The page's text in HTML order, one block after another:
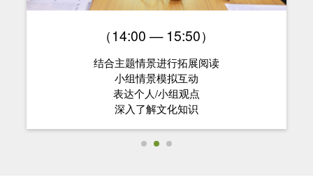
（14:00 — 15:50）
结合主题情景进行拓展阅读
小组情景模拟互动
表达个人/小组观点
深入了解文化知识